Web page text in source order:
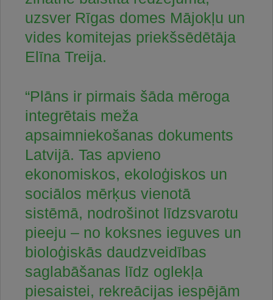
uzsver Rīgas domes Mājokļu un
vides komitejas priekšsēdētāja
Elīna Treija.
“Plāns ir pirmais šāda mēroga
integrētais meža
apsaimniekošanas dokuments
Latvijā. Tas apvieno
ekonomiskos, ekoloģiskos un
sociālos mērķus vienotā
sistēmā, nodrošinot līdzsvarotu
pieeju – no koksnes ieguves un
bioloģiskās daudzveidības
saglabāšanas līdz oglekļa
piesaistei, rekreācijas iespējām